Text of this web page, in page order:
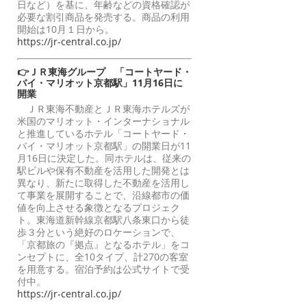
日など）を基に、年齢などの資格確認が
必要な割引商品を発売する。商品の利用
開始は10月１日から。
https://jr-central.co.jp/
👉ＪＲ東海グループ 「コートヤード・
バイ・マリオット京都駅」11月16日に
開業
ＪＲ東海不動産とＪＲ東海ホテルズが
米国のマリオット・インターナショナル
と推進しているホテル「コートヤード・
バイ・マリオット京都駅」の開業日が11
月16日に決定した。同ホテルは、従来の
駅ビルや保有不動産を活用した開発とは
異なり、新たに取得した不動産を活用し
て事業を展開することで、沿線都市の価
値を向上させる象徴となるプロジェク
ト。東海道新幹線京都駅八条東口から徒
歩３分という絶好のロケーションで、
「京都旅の『拠点』となるホテル」をコ
ンセプトに、全10タイプ、計270の客室
を用意する。宿泊予約は公式サイトで受
付中。
https://jr-central.co.jp/